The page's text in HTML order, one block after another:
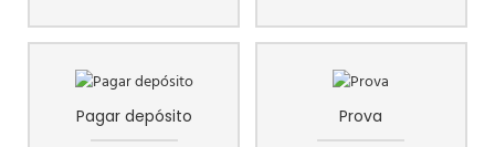
Pagar depósito
Prova